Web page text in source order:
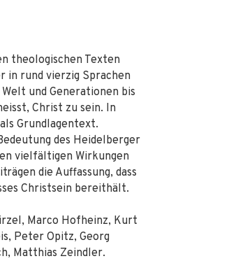
theologischen Texten
in rund vierzig Sprachen
und Generationen bis
Christ zu sein. In
Grundlagentext.
des Heidelberger
vielfältigen Wirkungen
die Auffassung, dass
Christsein bereithält.
Marco Hofheinz, Kurt
Peter Opitz, Georg
Matthias Zeindler.